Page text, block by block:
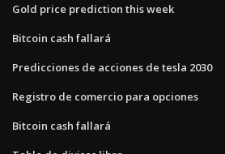
Gold price prediction this week
Bitcoin cash fallará
Predicciones de acciones de tesla 2030
Registro de comercio para opciones
Bitcoin cash fallará